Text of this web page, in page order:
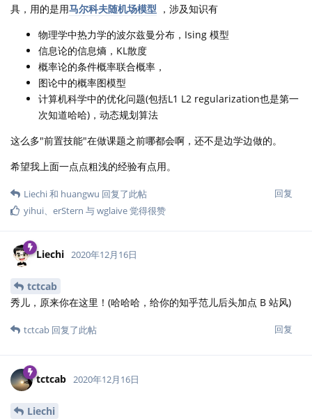
具，用的是用马尔科夫随机场模型 ，涉及知识有
物理学中热力学的波尔兹曼分布，Ising 模型
信息论的信息熵，KL散度
概率论的条件概率联合概率，
图论中的概率图模型
计算机科学中的优化问题(包括L1 L2 regularization也是第一
次知道哈哈)，动态规划算法
这么多"前置技能"在做课题之前哪都会啊，还不是边学边做的。
希望我上面一点点粗浅的经验有点用。
回复
Liechi和 huangwu 回复了此帖
yihui
erStern 与wglaive觉得很赞
Liechi 2020年12月16日
tctcab
秀儿，原来你在这里！(哈哈哈，给你的知乎范儿后头加点 B 站风)
回复
tctcab 回复了此帖
tctcab 2020年12月16日
Liechi